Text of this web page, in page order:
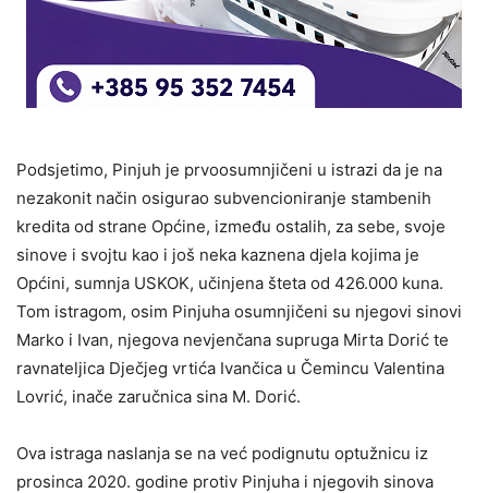
Podsjetimo, Pinjuh je prvoosumnjičeni u istrazi da je na
nezakonit način osigurao subvencioniranje stambenih
kredita od strane Općine, između ostalih, za sebe, svoje
sinove i svojtu kao i još neka kaznena djela kojima je
Općini, sumnja USKOK, učinjena šteta od 426.000 kuna.
Tom istragom, osim Pinjuha osumnjičeni su njegovi sinovi
Marko i Ivan, njegova nevjenčana supruga Mirta Dorić te
ravnateljica Dječjeg vrtića Ivančica u Čemincu Valentina
Lovrić, inače zaručnica sina M. Dorić.
Ova istraga naslanja se na već podignutu optužnicu iz
prosinca 2020. godine protiv Pinjuha i njegovih sinova